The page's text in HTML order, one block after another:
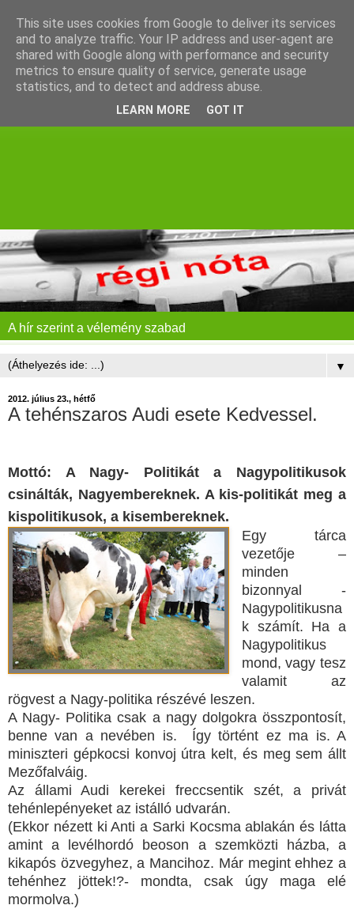
A hír szerint a vélemény szabad
▼
2012. július 23., hétfő
A tehénszaros Audi esete Kedvessel.
Mottó: A Nagy- Politikát a Nagypolitikusok
csinálták, Nagyembereknek. A kis-politikát meg a
kispolitikusok, a kisembereknek.
Egy tárca
vezetője –
minden
bizonnyal -
Nagypolitikusna
k számít. Ha a
Nagypolitikus
mond, vagy tesz
valamit az
rögvest a Nagy-politika részévé leszen.
A Nagy- Politika csak a nagy dolgokra összpontosít,
benne van a nevében is.
Így történt ez ma is. A
miniszteri gépkocsi konvoj útra kelt, és meg sem állt
Mezőfalváig.
Az állami Audi kerekei freccsentik szét, a privát
tehénlepényeket az istálló udvarán.
(Ekkor nézett ki Anti a Sarki Kocsma ablakán és látta
amint a levélhordó beoson a szemközti házba, a
kikapós özvegyhez, a Mancihoz. Már megint ehhez a
tehénhez jöttek!?- mondta, csak úgy maga elé
mormolva.)
This site uses cookies from Google to deliver its services
and to analyze traffic. Your IP address and user-agent are
shared with Google along with performance and security
metrics to ensure quality of service, generate usage
statistics, and to detect and address abuse.
LEARN MORE GOT IT